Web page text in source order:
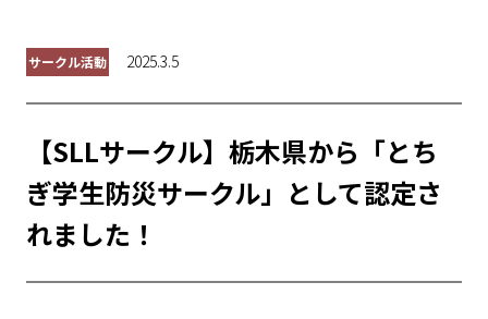
【SLLサークル】栃木県から「とち
ぎ学生防災サークル」として認定さ
れました！
サークル活動 2025.3.5